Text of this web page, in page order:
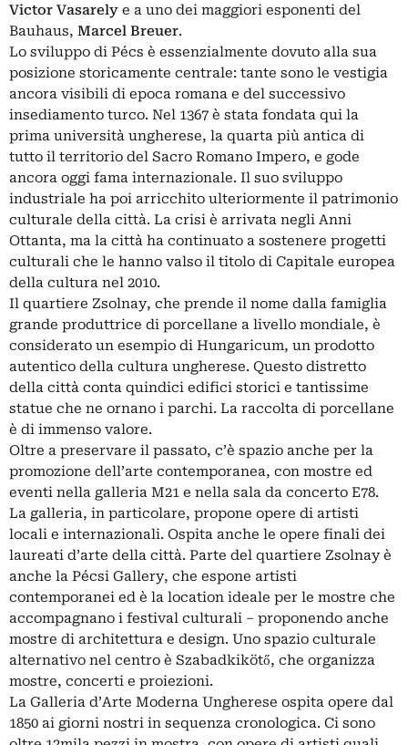
Victor Vasarely e a uno dei maggiori esponenti del
Bauhaus, Marcel Breuer.
Lo sviluppo di Pécs è essenzialmente dovuto alla sua
posizione storicamente centrale: tante sono le vestigia
ancora visibili di epoca romana e del successivo
insediamento turco. Nel 1367 è stata fondata qui la
prima università ungherese, la quarta più antica di
tutto il territorio del Sacro Romano Impero, e gode
ancora oggi fama internazionale. Il suo sviluppo
industriale ha poi arricchito ulteriormente il patrimonio
culturale della città. La crisi è arrivata negli Anni
Ottanta, ma la città ha continuato a sostenere progetti
culturali che le hanno valso il titolo di Capitale europea
della cultura nel 2010.
Il quartiere Zsolnay, che prende il nome dalla famiglia
grande produttrice di porcellane a livello mondiale, è
considerato un esempio di Hungaricum, un prodotto
autentico della cultura ungherese. Questo distretto
della città conta quindici edifici storici e tantissime
statue che ne ornano i parchi. La raccolta di porcellane
è di immenso valore.
Oltre a preservare il passato, c’è spazio anche per la
promozione dell’arte contemporanea, con mostre ed
eventi nella galleria M21 e nella sala da concerto E78.
La galleria, in particolare, propone opere di artisti
locali e internazionali. Ospita anche le opere finali dei
laureati d’arte della città. Parte del quartiere Zsolnay è
anche la Pécsi Gallery, che espone artisti
contemporanei ed è la location ideale per le mostre che
accompagnano i festival culturali – proponendo anche
mostre di architettura e design. Uno spazio culturale
alternativo nel centro è Szabadkikötő, che organizza
mostre, concerti e proiezioni.
La Galleria d’Arte Moderna Ungherese ospita opere dal
1850 ai giorni nostri in sequenza cronologica. Ci sono